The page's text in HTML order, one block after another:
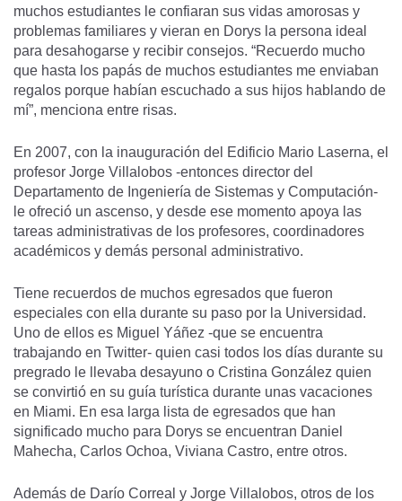
muchos estudiantes le confiaran sus vidas amorosas y
problemas familiares y vieran en Dorys la persona ideal
para desahogarse y recibir consejos. “Recuerdo mucho
que hasta los papás de muchos estudiantes me enviaban
regalos porque habían escuchado a sus hijos hablando de
mí”, menciona entre risas.
En 2007, con la inauguración del Edificio Mario Laserna, el
profesor Jorge Villalobos -entonces director del
Departamento de Ingeniería de Sistemas y Computación-
le ofreció un ascenso, y desde ese momento apoya las
tareas administrativas de los profesores, coordinadores
académicos y demás personal administrativo.
Tiene recuerdos de muchos egresados que fueron
especiales con ella durante su paso por la Universidad.
Uno de ellos es Miguel Yáñez -que se encuentra
trabajando en Twitter- quien casi todos los días durante su
pregrado le llevaba desayuno o Cristina González quien
se convirtió en su guía turística durante unas vacaciones
en Miami. En esa larga lista de egresados que han
significado mucho para Dorys se encuentran Daniel
Mahecha, Carlos Ochoa, Viviana Castro, entre otros.
Además de Darío Correal y Jorge Villalobos, otros de los